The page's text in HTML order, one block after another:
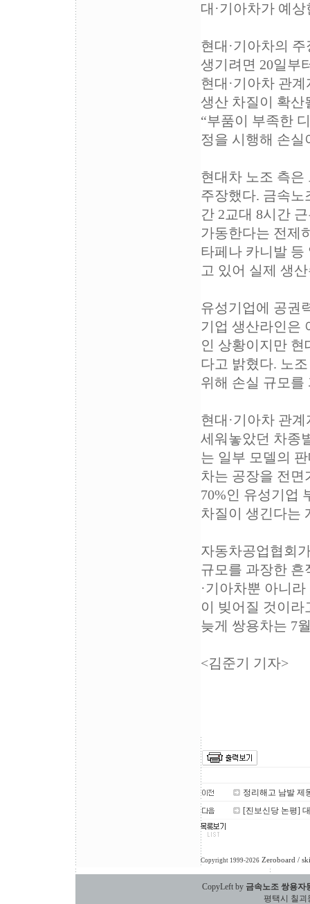
대·기아차가 예
현대·기아차의
생기려면 20일부
현대·기아차 관
생산 차질이 확산
“부품이 부족한
정을 시행해 손실
현대차 노조 측은
주장했다. 금속노
간 2교대 8시간
가동한다는 전제
타페나 카니발 등
고 있어 실제 생
유성기업에 공권
기업 생산라인은
인 상황이지만 현
다고 밝혔다. 노
위해 손실 규모를
현대·기아차 관
세워놓았던 차종
는 일부 모델의
차는 공장을 전면
70%인 유성기업
차질이 생긴다는
자동차공업협회
규모를 과장한 흔
·기아차뿐 아니
이 빚어질 것이
늦게 쌍용차는 7
<김준기 기자>
정리해고 남발 제
[진보신당 논평]
Copyright 1999-2026 Zeroboard /
CopyLeft by 금속노조 쌍용자
평택시 칠괴동